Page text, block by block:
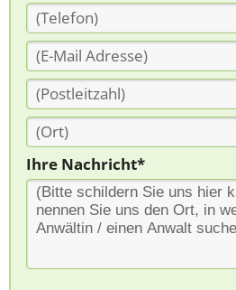
Ihre Nachricht*